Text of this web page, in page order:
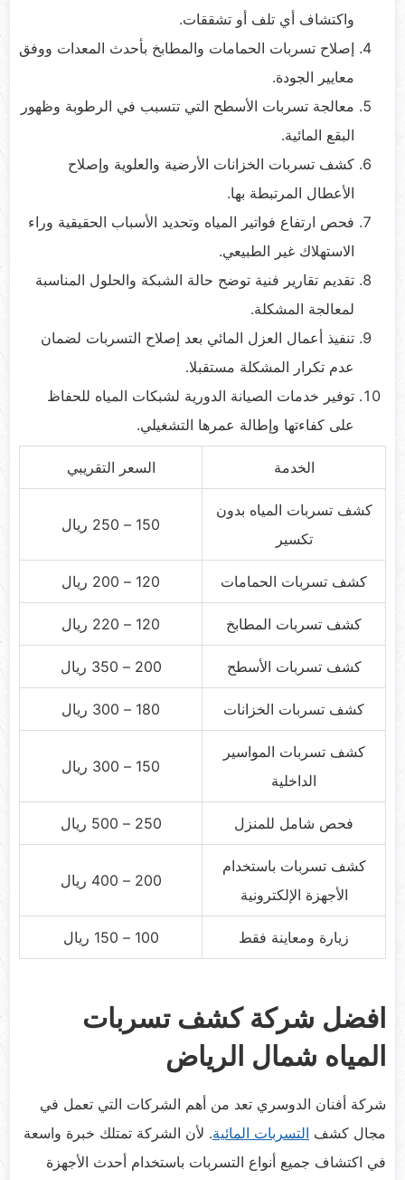
واكتشاف أي تلف أو تشققات.
إصلاح تسربات الحمامات والمطابخ بأحدث المعدات ووفق
معايير الجودة.
معالجة تسربات الأسطح التي تتسبب في الرطوبة وظهور
البقع المائية.
كشف تسربات الخزانات الأرضية والعلوية وإصلاح
الأعطال المرتبطة بها.
فحص ارتفاع فواتير المياه وتحديد الأسباب الحقيقية وراء
الاستهلاك غير الطبيعي.
تقديم تقارير فنية توضح حالة الشبكة والحلول المناسبة
لمعالجة المشكلة.
تنفيذ أعمال العزل المائي بعد إصلاح التسربات لضمان
عدم تكرار المشكلة مستقبلا.
توفير خدمات الصيانة الدورية لشبكات المياه للحفاظ
على كفاءتها وإطالة عمرها التشغيلي.
الخدمة السعر التقريبي
كشف تسربات المياه بدون
تكسير
150 – 250 ريال
كشف تسربات الحمامات 120 – 200 ريال
كشف تسربات المطابخ 120 – 220 ريال
كشف تسربات الأسطح 200 – 350 ريال
كشف تسربات الخزانات 180 – 300 ريال
كشف تسربات المواسير
الداخلية
150 – 300 ريال
فحص شامل للمنزل 250 – 500 ريال
كشف تسربات باستخدام
الأجهزة الإلكترونية
200 – 400 ريال
زيارة ومعاينة فقط 100 – 150 ريال
افضل شركة كشف تسربات
المياه شمال الرياض
شركة أفنان الدوسري تعد من أهم الشركات التي تعمل في
مجال كشف التسربات المائية. لأن الشركة تمتلك خبرة واسعة
في اكتشاف جميع أنواع التسربات باستخدام أحدث الأجهزة